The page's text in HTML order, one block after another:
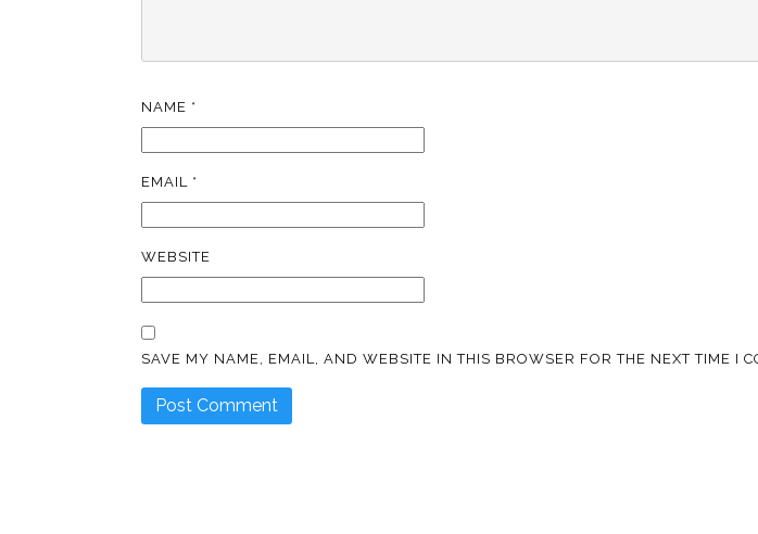
NAME *
EMAIL *
WEBSITE
SAVE MY NAME, EMAIL, AND WEBSITE IN THIS BROWSER FOR THE NEXT TIME I